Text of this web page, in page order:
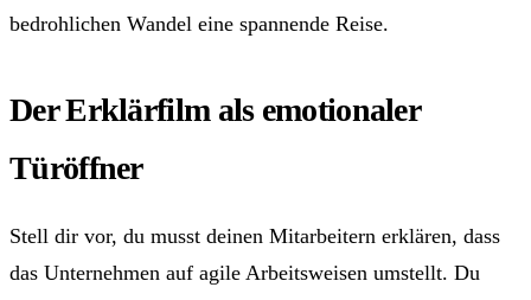
bedrohlichen Wandel eine spannende Reise.
Der Erklärfilm als emotionaler
Türöffner
Stell dir vor, du musst deinen Mitarbeitern erklären, dass
das Unternehmen auf agile Arbeitsweisen umstellt. Du